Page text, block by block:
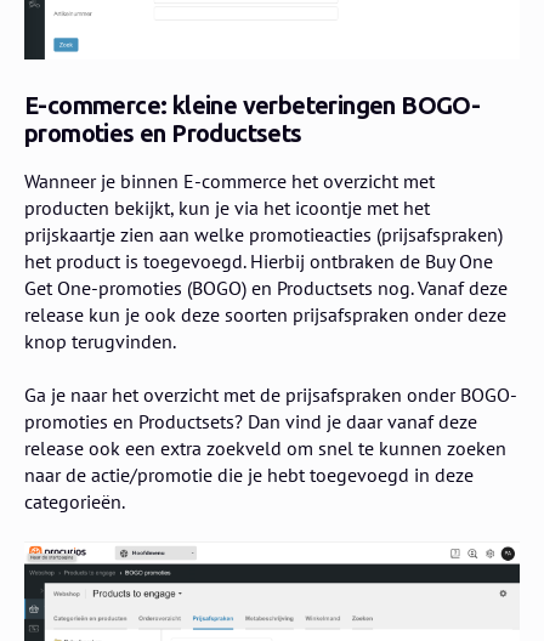
E-commerce: kleine verbeteringen BOGO-
promoties en Productsets
Wanneer je binnen E-commerce het overzicht met
producten bekijkt, kun je via het icoontje met het
prijskaartje zien aan welke promotieacties (prijsafspraken)
het product is toegevoegd. Hierbij ontbraken de Buy One
Get One-promoties (BOGO) en Productsets nog. Vanaf deze
release kun je ook deze soorten prijsafspraken onder deze
knop terugvinden.
Ga je naar het overzicht met de prijsafspraken onder BOGO-
promoties en Productsets? Dan vind je daar vanaf deze
release ook een extra zoekveld om snel te kunnen zoeken
naar de actie/promotie die je hebt toegevoegd in deze
categorieën.